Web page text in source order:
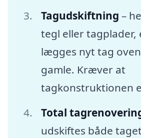
Tagudskiftning –
tegl eller tagplader,
lægges nyt tag
gamle. Kræver at
tagkonstruktionen
Total
udskiftes både